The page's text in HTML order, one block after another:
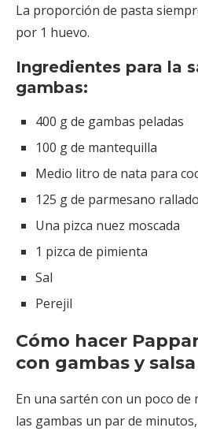
La proporción de pasta
por 1 huevo.
Ingredientes para la
gambas:
400 g de gambas peladas
100 g de mantequilla
Medio litro de nata para
125 g de parmesano rallado
Una pizca nuez moscada
1 pizca de pimienta
Sal
Perejil
Cómo hacer
con gambas y
En una sartén con un poco de
las gambas un par de